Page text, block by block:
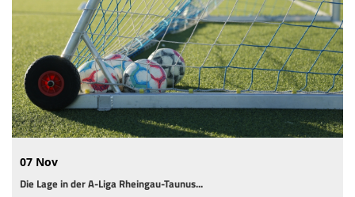
Sponsoren
Vereinsnews
Mitglied werden
Fanshop
Frauen- und Mädchenfußball
07 Nov
Die Lage in der A-Liga Rheingau-Taunus...